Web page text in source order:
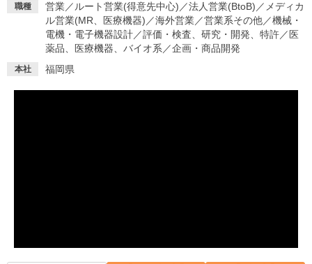
イベントを探す スカウト
就活ノウハウ・サポート
就活時事ニュースを更新 不明点があればこちら
職種 営業／ ルート営業(得意先中心) ／法人営業(BtoB) ／ メディカ
ル営業(MR、医療機器) ／海外営業／営業系その他／機械・
電機・電子機器設計／評価・検査、研究・開発、特許／ 医
薬品、医療機器、バイオ系 ／企画・商品開発
本社 福岡県